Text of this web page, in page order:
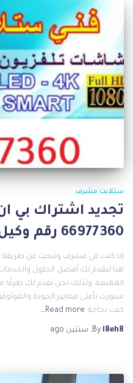
ستلايت مشرف
تجديد اشتراك
66977360 رقم وكيل BeIN Sports
إذا كنت في مشرف وتبحث عن طريقة
هنا لنقدم لك أفضل الحلول
الممتعة، ولذلك نحن نقدم لك طرقًا
سبورت بأعلى معايير الجودة
كنت بحاجة Read more…
By l8eh8
, سنتين